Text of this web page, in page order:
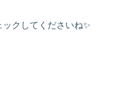
クしてくださいね✨